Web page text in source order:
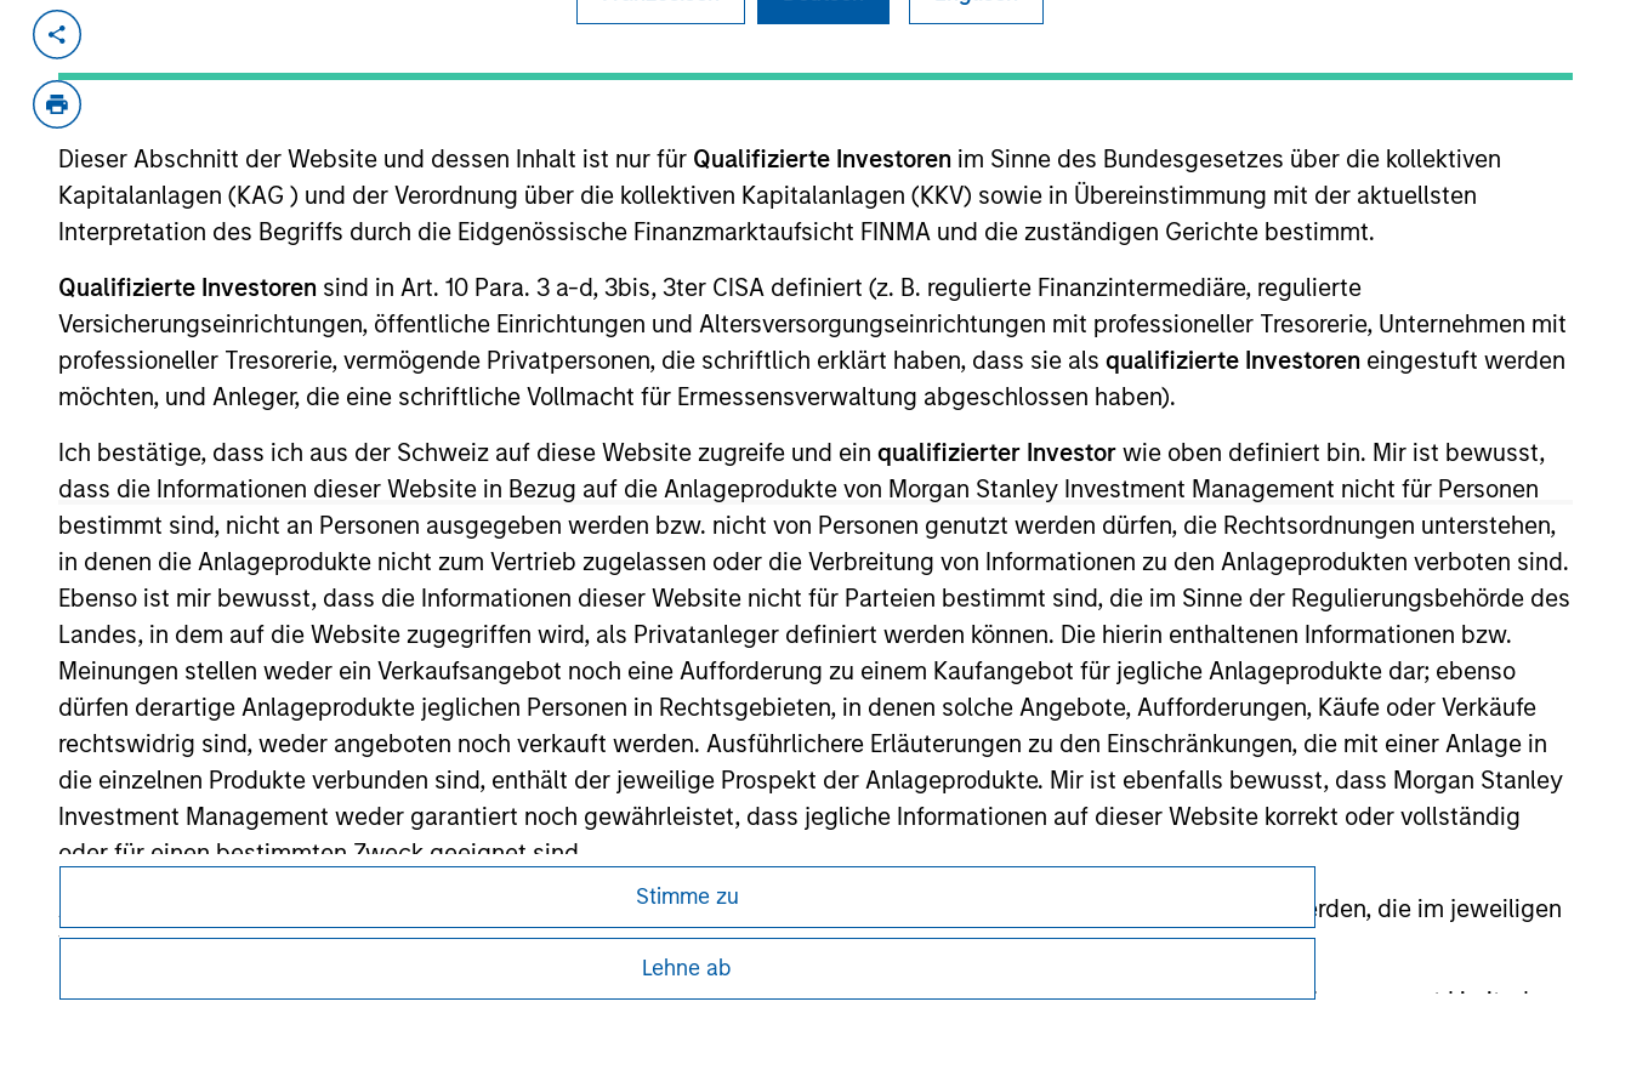
Dieser Abschnitt der Website und dessen Inhalt ist nur für Qualifizierte Investoren im Sinne des Bundesgesetzes über die kollektiven
Kapitalanlagen (KAG ) und der Verordnung über die kollektiven Kapitalanlagen (KKV) sowie in Übereinstimmung mit der aktuellsten
Interpretation des Begriffs durch die Eidgenössische Finanzmarktaufsicht FINMA und die zuständigen Gerichte bestimmt.
Qualifizierte Investoren sind in Art. 10 Para. 3 a-d, 3bis, 3ter CISA definiert (z. B. regulierte Finanzintermediäre, regulierte
Versicherungseinrichtungen, öffentliche Einrichtungen und Altersversorgungseinrichtungen mit professioneller Tresorerie, Unternehmen mit
professioneller Tresorerie, vermögende Privatpersonen, die schriftlich erklärt haben, dass sie als qualifizierte Investoren eingestuft werden
möchten, und Anleger, die eine schriftliche Vollmacht für Ermessensverwaltung abgeschlossen haben).
Ich bestätige, dass ich aus der Schweiz auf diese Website zugreife und ein qualifizierter Investor wie oben definiert bin. Mir ist bewusst,
dass die Informationen dieser Website in Bezug auf die Anlageprodukte von Morgan Stanley Investment Management nicht für Personen
bestimmt sind, nicht an Personen ausgegeben werden bzw. nicht von Personen genutzt werden dürfen, die Rechtsordnungen unterstehen,
in denen die Anlageprodukte nicht zum Vertrieb zugelassen oder die Verbreitung von Informationen zu den Anlageprodukten verboten sind.
Ebenso ist mir bewusst, dass die Informationen dieser Website nicht für Parteien bestimmt sind, die im Sinne der Regulierungsbehörde des
Landes, in dem auf die Website zugegriffen wird, als Privatanleger definiert werden können. Die hierin enthaltenen Informationen bzw.
Meinungen stellen weder ein Verkaufsangebot noch eine Aufforderung zu einem Kaufangebot für jegliche Anlageprodukte dar; ebenso
dürfen derartige Anlageprodukte jeglichen Personen in Rechtsgebieten, in denen solche Angebote, Aufforderungen, Käufe oder Verkäufe
rechtswidrig sind, weder angeboten noch verkauft werden. Ausführlichere Erläuterungen zu den Einschränkungen, die mit einer Anlage in
die einzelnen Produkte verbunden sind, enthält der jeweilige Prospekt der Anlageprodukte. Mir ist ebenfalls bewusst, dass Morgan Stanley
Investment Management weder garantiert noch gewährleistet, dass jegliche Informationen auf dieser Website korrekt oder vollständig
oder für einen bestimmten Zweck geeignet sind.
Anträge für Anteile in den auf der Website erwähnten Fonds sollten nur auf Grundlage der Informationen gestellt werden, die im jeweiligen
Verkaufsprospekt, Jahres- und Halbjahresbericht enthalten sind („Angebotsunterlagen”).
Die auf der Website dargelegten Informationen entsprechen nach bestem Wissen von Morgan Stanley Investment Management Limited
Stimme zu
Lehne ab
Apr 1997 Follow-On Jan 2004
semiconductor industry.
View Site
As of July 25, 2025. The above is provided for informational and educational purposes only. There is no guarantee that the investment mentioned
resulted in positive performance (for realized holdings), or will perform well in the future (for current holdings). The trademarks and service marks
above are the property of their respective owners. The information on this website has not been authorized, sponsored, or otherwise approved by
such owners. By clicking on any links shown here, you agree that you are navigating to a third party site. We are providing these hyperlinks to you
only as a convenience and the inclusion of any hyperlink is not and does not imply any endorsement, approval, investigation, verification or
or your use of such site.
Morgan Stanley
Morgan Stanley Careers
Nutzer müssen die Nutzungsbedingungen lesen und akzeptieren, da in diesen bestimmte gesetzliche und
regulatorische Auflagen enthalten sind, die für die Verbreitung von Informationen zu den Anlageprodukten
Your Privacy Choices
Nutzungsbedingungen